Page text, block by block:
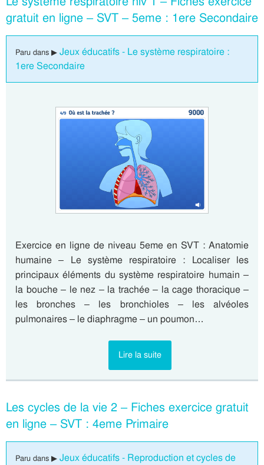
gratuit en ligne – SVT – 5eme : 1ere Secondaire
Paru dans ▶ Jeux éducatifs - Le système respiratoire :
1ere Secondaire
Exercice en ligne de niveau 5eme en SVT : Anatomie
humaine – Le système respiratoire : Localiser les
principaux éléments du système respiratoire humain –
la bouche – le nez – la trachée – la cage thoracique –
les bronches – les bronchioles – les alvéoles
pulmonaires – le diaphragme – un poumon…
Lire la suite
Les cycles de la vie 2 – Fiches exercice gratuit
en ligne – SVT : 4eme Primaire
Paru dans ▶ Jeux éducatifs - Reproduction et cycles de